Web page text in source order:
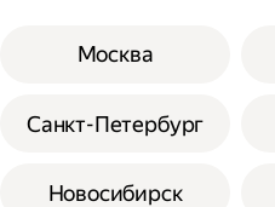
Москва
Санкт-Петербург
Новосибирск